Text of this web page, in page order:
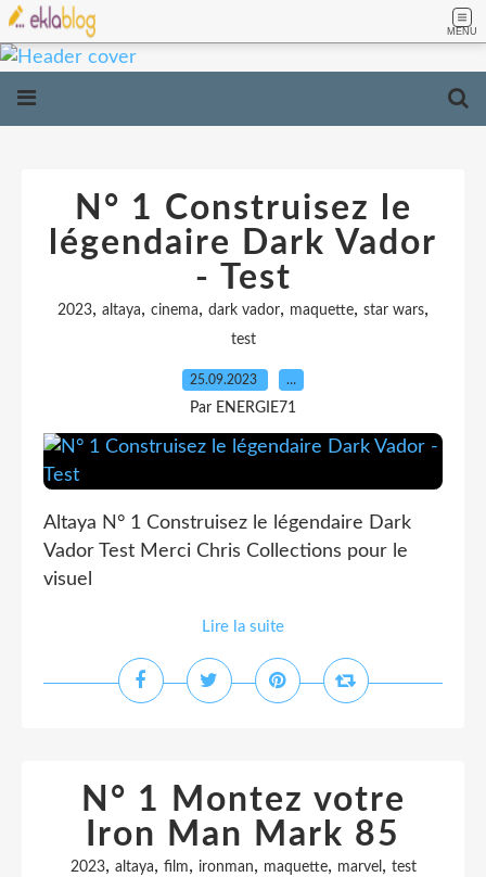
MENU
N° 1 Construisez le
légendaire Dark Vador
- Test
2023, altaya, cinema, dark vador, maquette, star wars,
test
25.09.2023 …
Par ENERGIE71
Altaya N° 1 Construisez le légendaire Dark
Vador Test Merci Chris Collections pour le
visuel
Lire la suite
N° 1 Montez votre
Iron Man Mark 85
2023, altaya, film, ironman, maquette, marvel, test